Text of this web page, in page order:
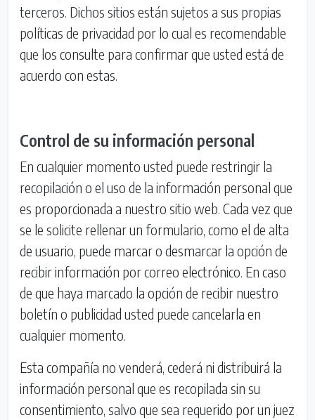
terceros. Dichos sitios están sujetos a sus propias
políticas de privacidad por lo cual es recomendable
que los consulte para confirmar que usted está de
acuerdo con estas.
Control de su información personal
En cualquier momento usted puede restringir la
recopilación o el uso de la información personal que
es proporcionada a nuestro sitio web. Cada vez que
se le solicite rellenar un formulario, como el de alta
de usuario, puede marcar o desmarcar la opción de
recibir información por correo electrónico. En caso
de que haya marcado la opción de recibir nuestro
boletín o publicidad usted puede cancelarla en
cualquier momento.
Esta compañía no venderá, cederá ni distribuirá la
información personal que es recopilada sin su
consentimiento, salvo que sea requerido por un juez